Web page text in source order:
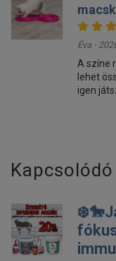
Éva -
A színe
lehet
igen